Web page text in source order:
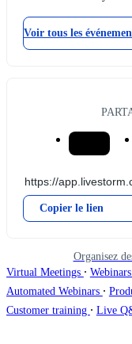
Voir tous les
Copier le lien
Organisez
Virtual Meetings ∙ Webinars
Automated Webinars ∙
Customer training ∙ Live